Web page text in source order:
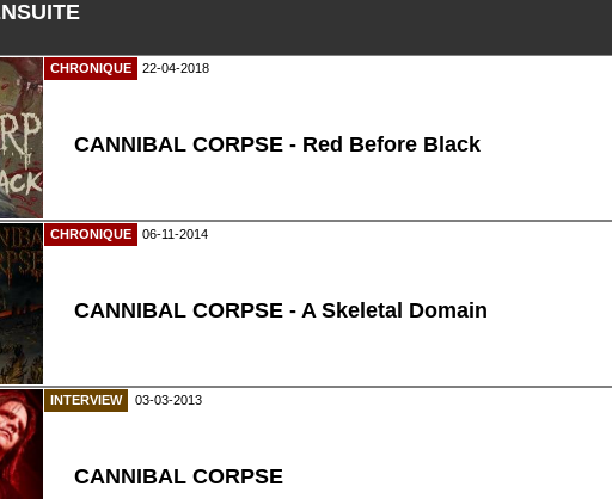
CHRONIQUE 22-04-2018
CANNIBAL CORPSE - Red Before Black
CHRONIQUE 06-11-2014
CANNIBAL CORPSE - A Skeletal Domain
INTERVIEW 03-03-2013
CANNIBAL CORPSE